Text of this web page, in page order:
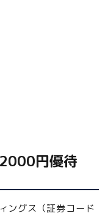
円優待
ングス（証券コード